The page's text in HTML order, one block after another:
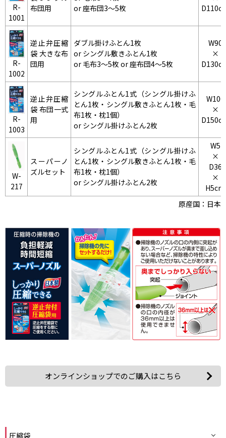
R-
1001
布団用
or 座布団3～5枚
R-
1002
逆止弁圧縮
袋 大きな布
団用
ダブル掛けふとん1枚
or シングル敷きふとん1枚
or 毛布3～5枚 or 座布団4～5枚
W90
×
R-
1003
逆止弁圧縮
袋 布団一式
用
シングルふとん1式（シングル掛けふ
とん1枚・シングル敷きふとん1枚・毛
布1枚・枕1個）
or シングル掛けふとん2枚
W100
×
W-
217
スーパーノ
ズルセット
シングルふとん1式（シングル掛けふ
とん1枚・シングル敷きふとん1枚・毛
布1枚・枕1個）
or シングル掛けふとん2枚
W5
×
D36
×
H5cm
原産国：日本
オンラインショップでのご購入はこちら
圧縮袋